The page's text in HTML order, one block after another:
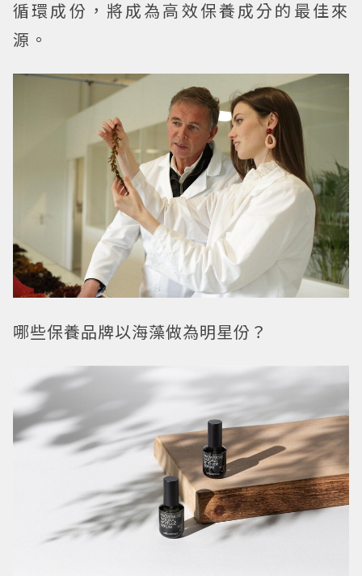
循環成份，將成為高效保養成分的最佳來
源。
哪些保養品牌以海藻做為明星份？